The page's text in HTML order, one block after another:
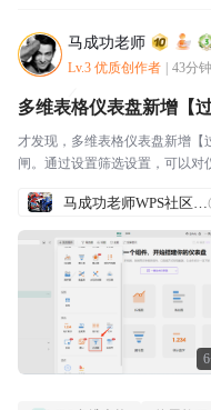
马成功老师
Lv.3 优质创作者 43分
多维表格仪表盘新增【
才发现，多维表格仪表盘新增【
闸。通过设置筛选设置，可以